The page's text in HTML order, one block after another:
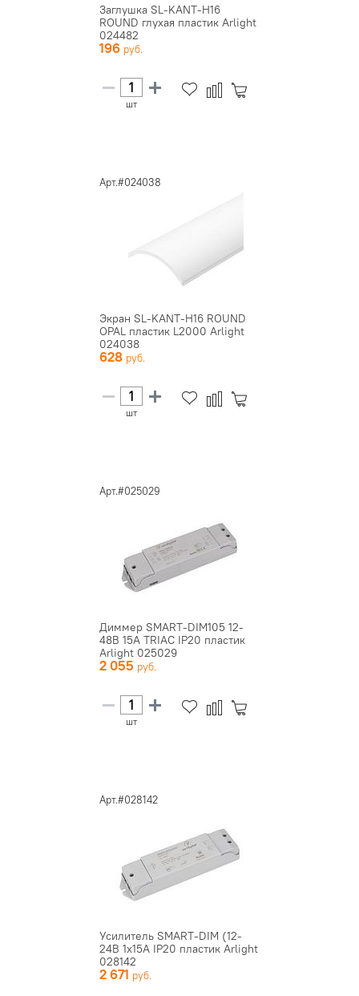
Заглушка SL-KANT-H16
ROUND глухая пластик Arlight
024482
196
шт
Арт.#024038
Экран SL-KANT-H16 ROUND
OPAL пластик L2000 Arlight
024038
628
шт
Арт.#025029
Диммер SMART-DIM105 12-
48В 15А TRIAC IP20 пластик
Arlight 025029
2 055
шт
Арт.#028142
Усилитель SMART-DIM (12-
24В 1х15А IP20 пластик Arlight
028142
2 671